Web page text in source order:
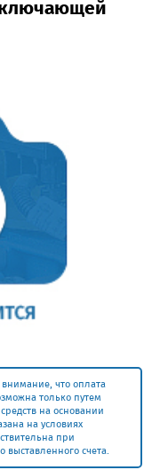
что оплата
только путем
на основании
на условиях
при
выставленного счета.